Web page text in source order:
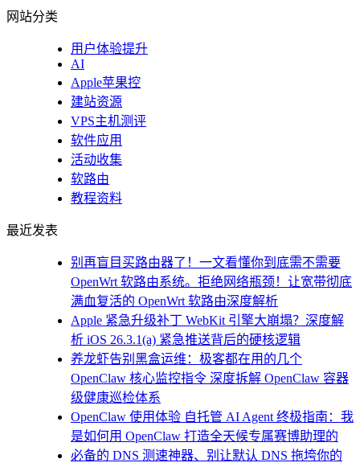
网站分类
用户体验提升
AI
Apple苹果控
建站资源
VPS主机测评
软件应用
活动收集
软路由
教程资料
最近发表
别再盲目买路由器了！一文看懂你到底需不需要
OpenWrt 软路由系统。拒绝网络瓶颈！让宽带彻底
满血复活的 OpenWrt 软路由深度解析
Apple 紧急升级补丁 WebKit 引擎大崩塌？深度解
析 iOS 26.3.1(a) 紧急推送背后的硬核逻辑
养龙虾告别黑盒运维：极客都在用的几个
OpenClaw 核心监控指令 深度拆解 OpenClaw 容器
级健康巡检体系
OpenClaw 使用体验 自托管 AI Agent 终极指南：我
是如何用 OpenClaw 打造全天候专属赛博助理的
必备的 DNS 测速神器、别让默认 DNS 拖垮你的